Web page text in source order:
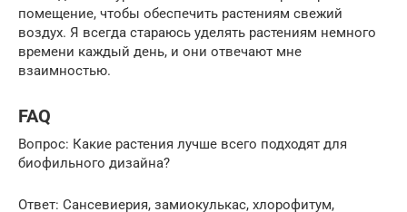
помещение, чтобы обеспечить растениям свежий
воздух. Я всегда стараюсь уделять растениям немного
времени каждый день, и они отвечают мне
взаимностью.
FAQ
Вопрос: Какие растения лучше всего подходят для
биофильного дизайна?
Ответ: Сансевиерия, замиокулькас, хлорофитум,